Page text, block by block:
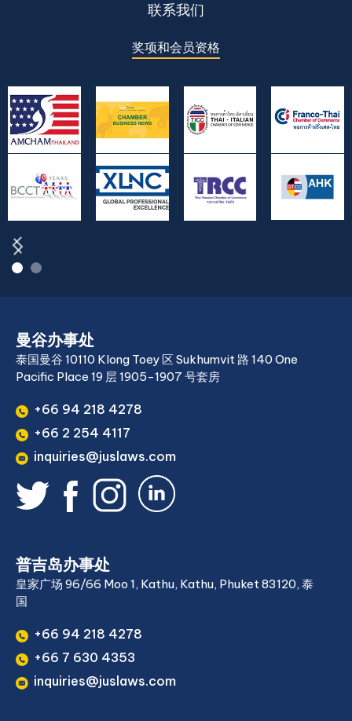
联系我们
奖项和会员资格
曼谷办事处
泰国曼谷 10110 Klong Toey 区 Sukhumvit 路 140 One
Pacific Place 19 层 1905-1907 号套房
+66 94 218 4278
+66 2 254 4117
inquiries@juslaws.com
普吉岛办事处
皇家广场 96/66 Moo 1, Kathu, Kathu, Phuket 83120, 泰
国
+66 94 218 4278
+66 7 630 4353
inquiries@juslaws.com